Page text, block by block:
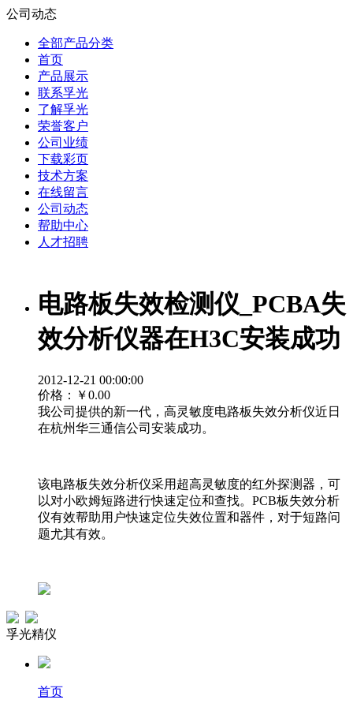
公司动态
全部产品分类
首页
产品展示
联系孚光
了解孚光
荣誉客户
公司业绩
下载彩页
技术方案
在线留言
公司动态
帮助中心
人才招聘
电路板失效检测仪_PCBA失
效分析仪器在H3C安装成功
2012-12-21 00:00:00
价格：
￥0.00
我公司提供的新一代，高灵敏度电路板失效分析仪近日
在杭州华三通信公司安装成功。
该电路板失效分析仪采用超高灵敏度的红外探测器，可
以对小欧姆短路进行快速定位和查找。PCB板失效分析
仪有效帮助用户快速定位失效位置和器件，对于短路问
题尤其有效。
孚光精仪
首页